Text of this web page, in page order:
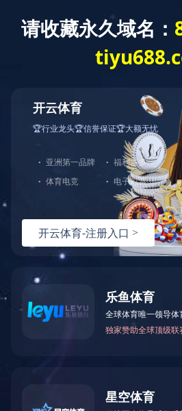
大牛时代科技有限
深圳大牛时代科技有限公司于2016年04
台，致力于互联网金融垂直细分领域的融
及早的预知风险，严格按止盈线和止损线做